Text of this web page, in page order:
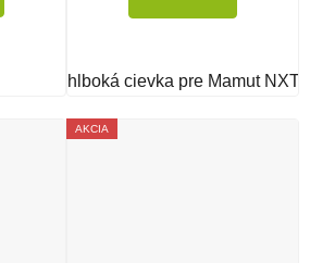
hlboká cievka pre Mamut NXT
AKCIA